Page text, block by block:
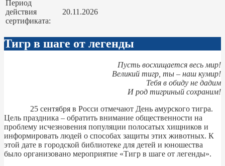
Период
действия
сертификата:
20.11.2026
Тигр в шаге от легенды
Пусть восхищается весь мир!
Великий тигр, ты – наш кумир!
Тебя в обиду не дадим
И род тигриный сохраним!
25 сентября в Росси отмечают День амурского тигра.
Цель праздника – обратить внимание общественности на
проблему исчезновения популяции полосатых хищников и
информировать людей о способах защиты этих животных. К
этой дате в городской библиотеке для детей и юношества
было организовано мероприятие «Тигр в шаге от легенды».